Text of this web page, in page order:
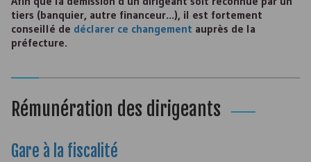
tiers (banquier, autre financeur...), il est fortement
conseillé de déclarer ce changement auprès de la
préfecture.
Rémunération des dirigeants
Gare à la fiscalité